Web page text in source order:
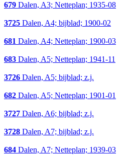
679 Dalen, A3; Netteplan; 1935-08
3725 Dalen, A4; bijblad; 1900-02
681 Dalen, A4; Netteplan; 1900-03
683 Dalen, A5; Netteplan; 1941-11
3726 Dalen, A5; bijblad; z.j.
682 Dalen, A5; Netteplan; 1901-01
3727 Dalen, A6; bijblad; z.j.
3728 Dalen, A7; bijblad; z.j.
684 Dalen, A7; Netteplan; 1939-03